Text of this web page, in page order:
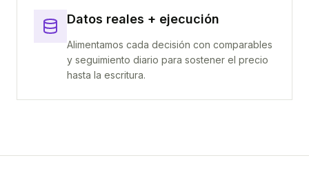
Datos reales + ejecución
Alimentamos cada decisión con comparables
y seguimiento diario para sostener el precio
hasta la escritura.